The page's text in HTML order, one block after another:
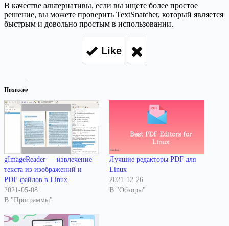
В качестве альтернативы, если вы ищете более простое
решение, вы можете проверить TextSnatcher, который является
быстрым и довольно простым в использовании.
Like
Похожее
gImageReader — извлечение
текста из изображений и
PDF-файлов в Linux
2021-05-08
В "Программы"
Лучшие редакторы PDF для
Linux
2021-12-26
В "Обзоры"